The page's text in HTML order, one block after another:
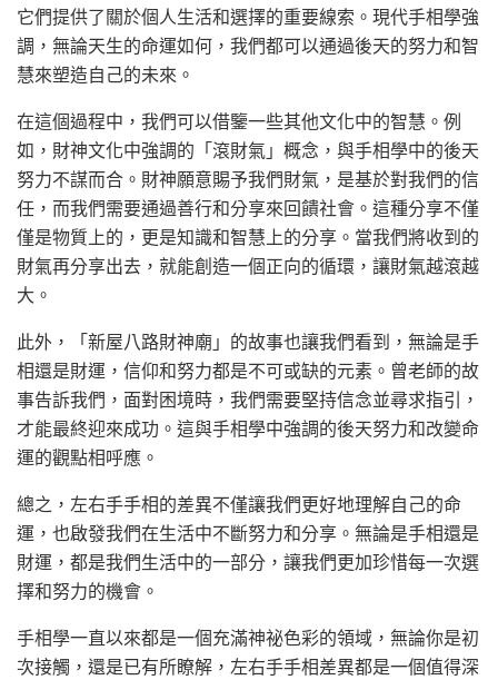
它們提供了關於個人生活和選擇的重要線索。現代手相學強
調，無論天生的命運如何，我們都可以通過後天的努力和智
慧來塑造自己的未來。
在這個過程中，我們可以借鑒一些其他文化中的智慧。例
如，財神文化中強調的「滾財氣」概念，與手相學中的後天
努力不謀而合。財神願意賜予我們財氣，是基於對我們的信
任，而我們需要通過善行和分享來回饋社會。這種分享不僅
僅是物質上的，更是知識和智慧上的分享。當我們將收到的
財氣再分享出去，就能創造一個正向的循環，讓財氣越滾越
大。
此外，「新屋八路財神廟」的故事也讓我們看到，無論是手
相還是財運，信仰和努力都是不可或缺的元素。曾老師的故
事告訴我們，面對困境時，我們需要堅持信念並尋求指引，
才能最終迎來成功。這與手相學中強調的後天努力和改變命
運的觀點相呼應。
總之，左右手手相的差異不僅讓我們更好地理解自己的命
運，也啟發我們在生活中不斷努力和分享。無論是手相還是
財運，都是我們生活中的一部分，讓我們更加珍惜每一次選
擇和努力的機會。
手相學一直以來都是一個充滿神祕色彩的領域，無論你是初
次接觸，還是已有所瞭解，左右手手相差異都是一個值得深